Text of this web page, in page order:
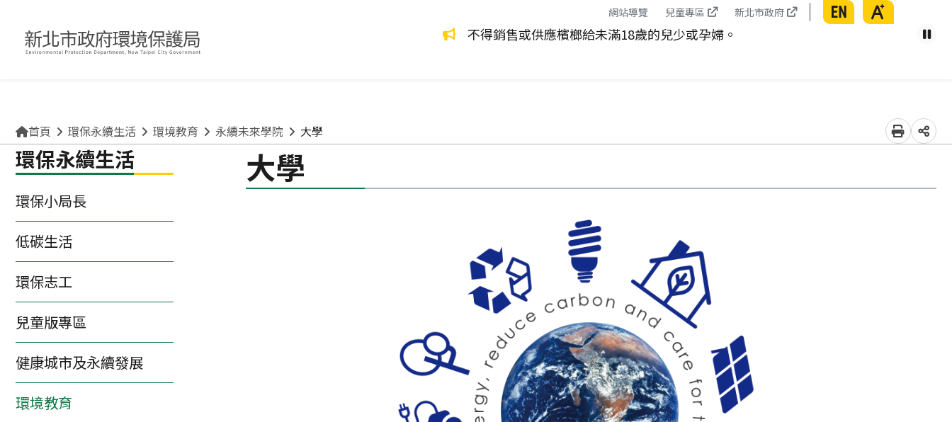
網站導覽 兒童專區 新北市政府 English 放大
都是致癌物！請拒絕嚼食。 不得銷售或供應檳榔給未滿18歲的兒少或孕婦。 健康從腰開始，遠離代謝症候群。 暫
首頁 環保永續生活 環境教育 永續未來學院 大學 列印分享
環保永續生活
環保小局長
低碳生活
環保志工
兒童版專區
健康城市及永續發展
環境教育
大學